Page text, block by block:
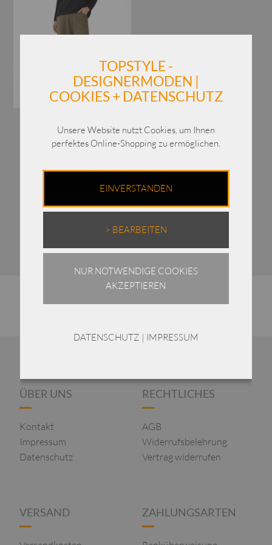
Annette Görtz Pullover
Grim / Viskose / 42500
ÜBER UNS
Kontakt
Impressum
Datenschutz
RECHTLICHES
AGB
Widerrufsbelehrung
Vertrag widerrufen
VERSAND ZAHLUNGSARTEN
TOPSTYLE -
DESIGNERMODEN |
COOKIES + DATENSCHUTZ
Unsere Website nutzt Cookies, um Ihnen
perfektes Online-Shopping zu ermöglichen.
EINVERSTANDEN
> BEARBEITEN
NUR NOTWENDIGE COOKIES
AKZEPTIEREN
DATENSCHUTZ | IMPRESSUM